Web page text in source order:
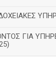
ΓΙΑ